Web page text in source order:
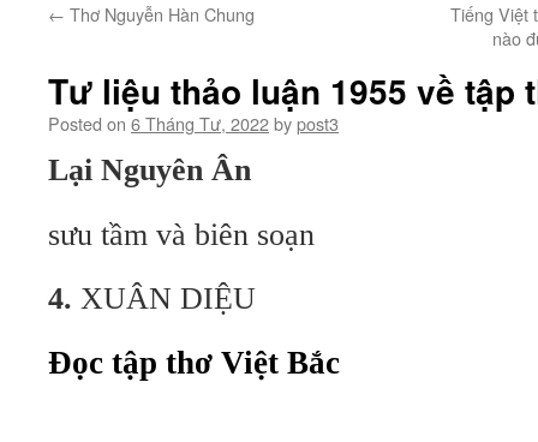
← Thơ Nguyễn Hàn Chung
Tiếng Việt
nào
Tư liệu thảo luận 1955 về tập
Posted on 6 Tháng Tư, 2022bypost3
Lại Nguyên Ân
sưu tầm và biên soạn
4. XUÂN DIỆU
Ðọc tập thơ Việt Bắc